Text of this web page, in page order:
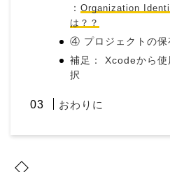
：Organization
は？？
④ プロジェクトの保
補足： Xcodeから使
択
おわりに